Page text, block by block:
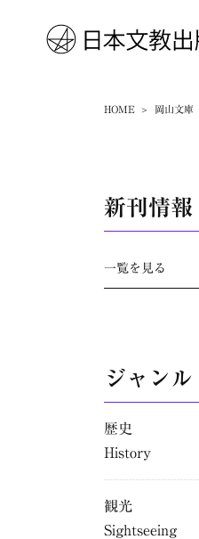
HOME 岡山文庫
新刊情報
一覧を見る
ジャンル
歴史
History
観光
Sightseeing